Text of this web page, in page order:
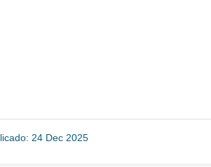
24 Dec 2025